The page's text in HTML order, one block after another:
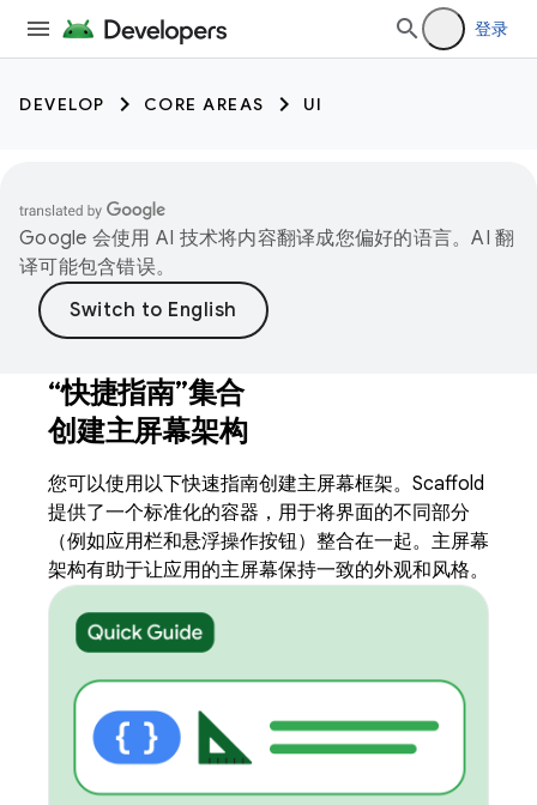
登录
DEVELOP CORE AREAS UI
Google 会使用 AI 技术将内容翻译成您偏好的语言。AI 翻
译可能包含错误。
“快捷指南”集合
创建主屏幕架构
您可以使用以下快速指南创建主屏幕框架。Scaffold
提供了一个标准化的容器，用于将界面的不同部分
（例如应用栏和悬浮操作按钮）整合在一起。主屏幕
架构有助于让应用的主屏幕保持一致的外观和风格。